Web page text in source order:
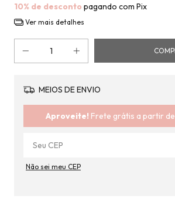
10% de desconto pagando com Pix
Ver mais detalhes
MEIOS DE ENVIO
Aproveite! Frete grátis a partir de
Não sei meu CEP